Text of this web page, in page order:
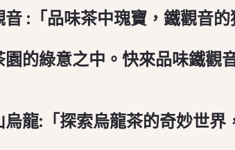
音 :「品味茶中瑰寶，鐵觀音
園的綠意之中。快來品味鐵觀
烏龍:「探索烏龍茶的奇妙世